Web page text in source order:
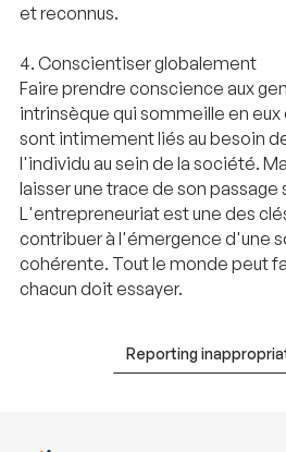
et reconnus.
4. Conscientiser globalement
Faire prendre conscience aux
intrinsèque qui sommeille en
sont intimement liés au besoin
l'individu au sein de la société.
laisser une trace de son passage
L'entrepreneuriat est une des
contribuer à l'émergence d'une
cohérente. Tout le monde peut
chacun doit essayer.
Reporting